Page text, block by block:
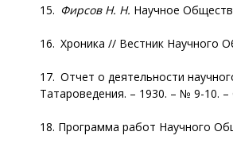
15. Фирсов Н. Н. Научное
16. Хроника // Вестник Научного
17. Отчет о деятельности
Татароведения. – 1930. – № 9-10. –
18. Программа работ Научного